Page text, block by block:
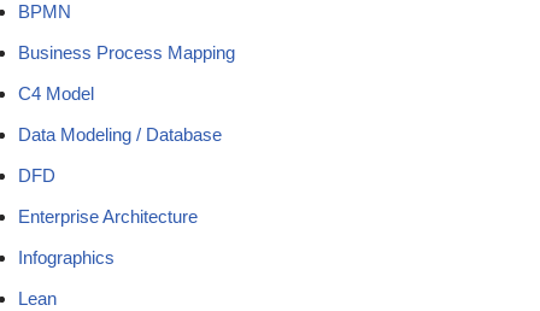
BPMN
Business Process Mapping
C4 Model
Data Modeling / Database
DFD
Enterprise Architecture
Infographics
Lean